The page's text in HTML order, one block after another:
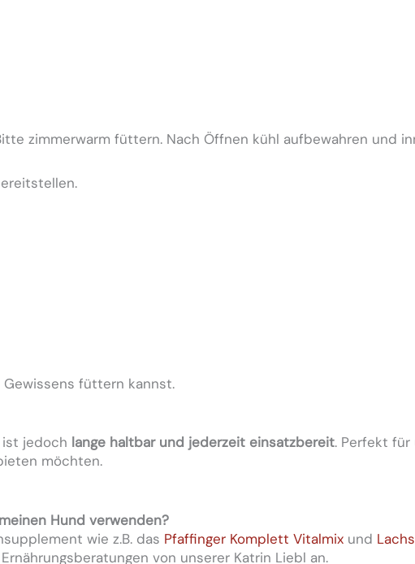
zimmerwarm füttern. Nach Öffnen kühl aufbewahren und
füttern kannst.
ist jedoch lange haltbar und jederzeit einsatzbereit. Perfekt
möchten.
Hund verwenden?
wie z.B. das Pfaffinger Komplett Vitalmix und
von unserer Katrin Liebl an.